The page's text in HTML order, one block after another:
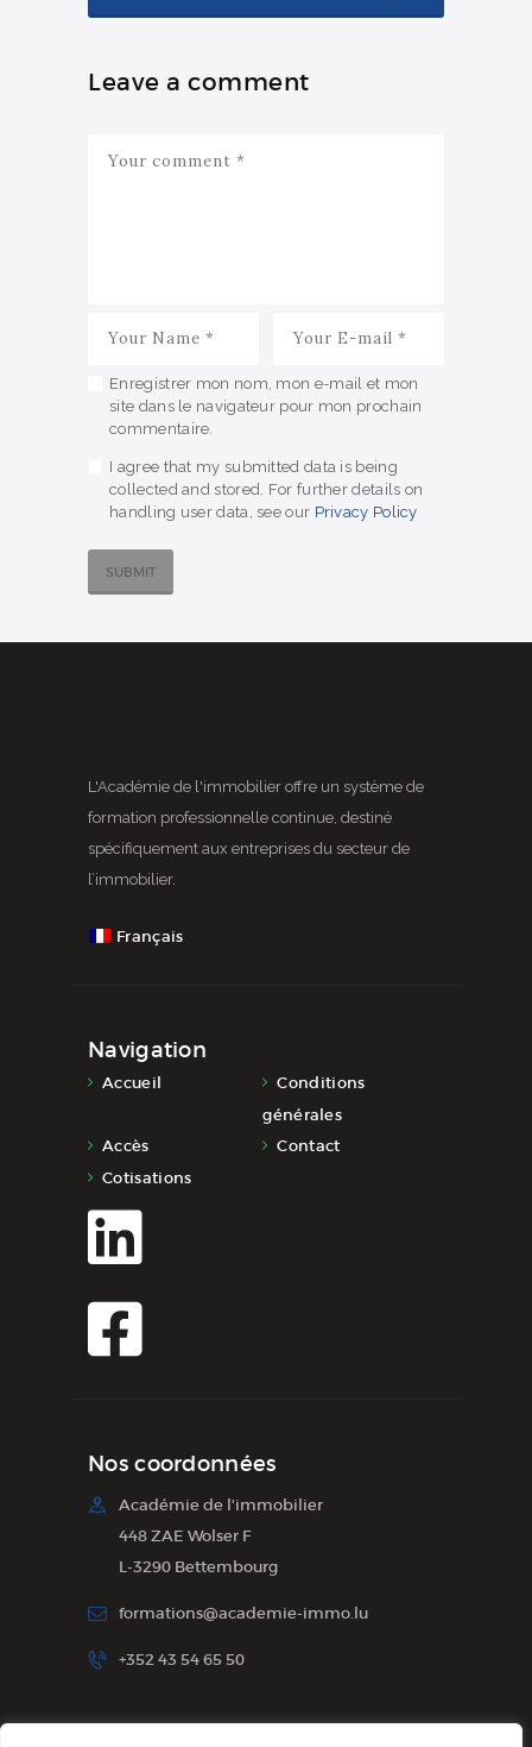
Leave a comment
Enregistrer mon nom, mon e-mail et mon
site dans le navigateur pour mon prochain
commentaire.
I agree that my submitted data is being
collected and stored. For further details on
handling user data, see our Privacy Policy
L'Académie de l'immobilier offre un système de
formation professionnelle continue, destiné
spécifiquement aux entreprises du secteur de
l’immobilier.
Français
Navigation
Accueil
Conditions
générales
Accès
Contact
Cotisations
Nos coordonnées
Académie de l'immobilier
448 ZAE Wolser F
L-3290 Bettembourg
formations@academie-immo.lu
+352 43 54 65 50